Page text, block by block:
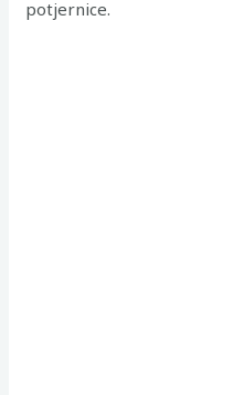
potjernice.